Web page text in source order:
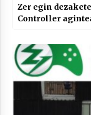
Zer egin
Controller